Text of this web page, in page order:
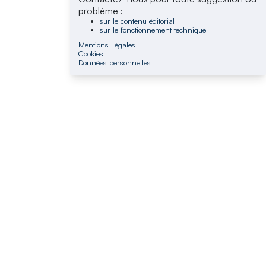
problème :
sur le contenu éditorial
sur le fonctionnement technique
Mentions Légales
Cookies
Données personnelles